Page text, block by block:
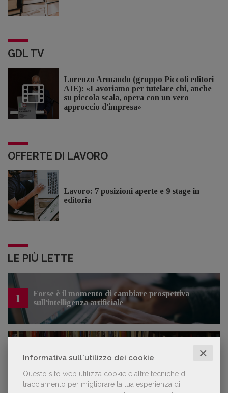
Informativa sull'utilizzo dei cookie ✕
Questo sito web utilizza cookie e altre tecniche di
tracciamento per migliorare la tua esperienza di
GDL TV
Lorenzo Armando (gruppo Piccoli editori
AIE): «Lavoriamo per tutelare chi, anche
su piccola scala, opera con un vero
approccio d'impresa»
OFFERTE DI LAVORO
Lavoro: 7 posizioni aperte e 9 stage in
editoria
LE PIÙ LETTE
1
Forse è il momento di cambiare prospettiva
sull’intelligenza artificiale
sono gli «slop», libri scritti con l'IA che